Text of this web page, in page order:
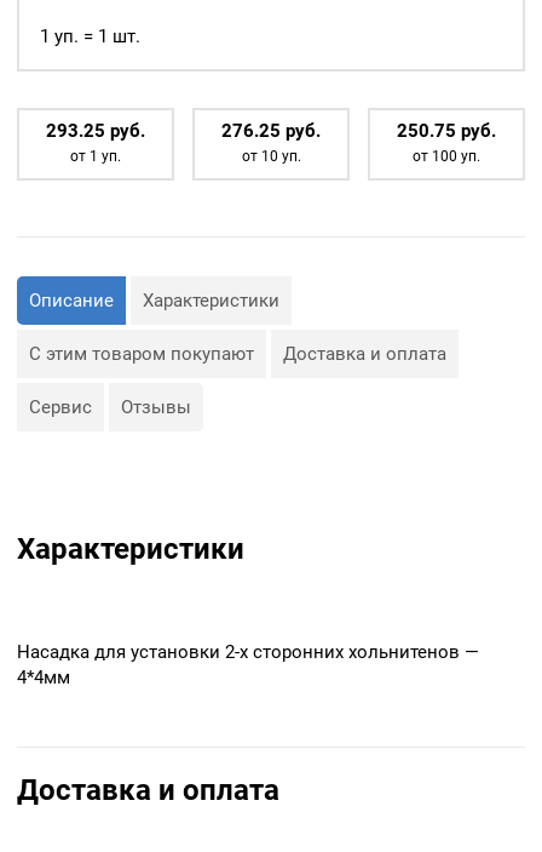
сторонних
4*4мм
1 уп. = 1 шт.
293.25 руб.
от 1 уп.
276.25 руб.
от 10 уп.
250.75 руб.
от 100 уп.
Описание Характеристики
С этим товаром покупают Доставка и оплата
Сервис Отзывы
Характеристики
Насадка для установки 2-х сторонних хольнитенов —
4*4мм
Доставка и оплата